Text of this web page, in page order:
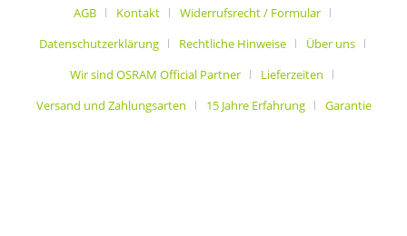
AGB
Kontakt
Widerrufsrecht / Formular
Datenschutzerklärung
Rechtliche Hinweise
Über uns
Wir sind OSRAM Official Partner
Lieferzeiten
Versand und Zahlungsarten
15 Jahre Erfahrung Garantie